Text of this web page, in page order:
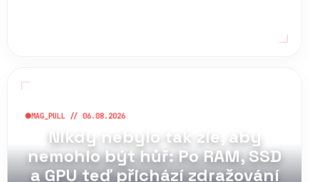
Nikdy nebylo tak zle, aby
nemohlo být hůř: Po RAM, SSD
a GPU teď přichází zdražování
základních desek